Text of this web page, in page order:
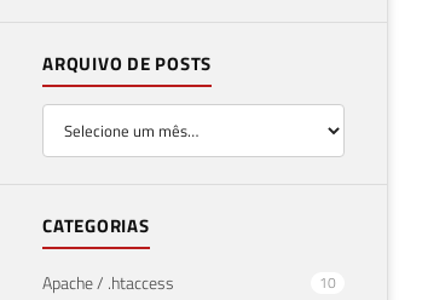
ARQUIVO DE POSTS
CATEGORIAS
Apache / .htaccess 10